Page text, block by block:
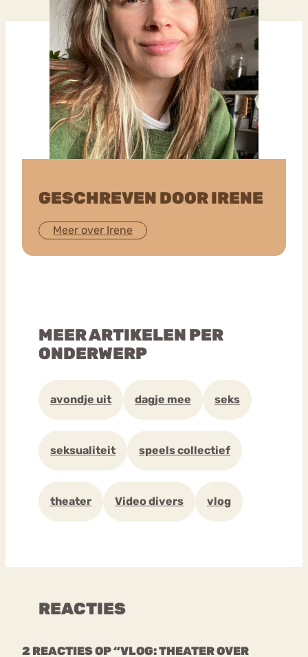
GESCHREVEN DOOR IRENE
Meer over Irene
MEER ARTIKELEN PER
ONDERWERP
avondje uit dagje mee seks
seksualiteit speels collectief
theater Video divers vlog
REACTIES
2 REACTIES OP “VLOG: THEATER OVER